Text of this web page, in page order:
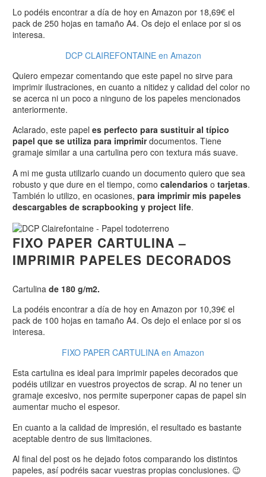
Lo podéis encontrar a día de hoy en Amazon por 18,69€ el
pack de 250 hojas en tamaño A4. Os dejo el enlace por si os
interesa.
DCP CLAIREFONTAINE en Amazon
Quiero empezar comentando que este papel no sirve para
imprimir ilustraciones, en cuanto a nitidez y calidad del color no
se acerca ni un poco a ninguno de los papeles mencionados
anteriormente.
Aclarado, este papel es perfecto para sustituir al típico
papel que se utiliza para imprimirdocumentos. Tiene
gramaje similar a una cartulina pero con textura más suave.
A mi me gusta utilizarlo cuando un documento quiero que sea
robusto y que dure en el tiempo, como calendarios o tarjetas.
También lo utilizo, en ocasiones, para imprimir mis papeles
descargables de scrapbooking y project life.
FIXO PAPER CARTULINA –
IMPRIMIR PAPELES DECORADOS
Cartulina de 180 g/m2.
La podéis encontrar a día de hoy en Amazon por 10,39€ el
pack de 100 hojas en tamaño A4. Os dejo el enlace por si os
interesa.
FIXO PAPER CARTULINA en Amazon
Esta cartulina es ideal para imprimir papeles decorados que
podéis utilizar en vuestros proyectos de scrap. Al no tener un
gramaje excesivo, nos permite superponer capas de papel sin
aumentar mucho el espesor.
En cuanto a la calidad de impresión, el resultado es bastante
aceptable dentro de sus limitaciones.
Al final del post os he dejado fotos comparando los distintos
papeles, así podréis sacar vuestras propias conclusiones. 😉